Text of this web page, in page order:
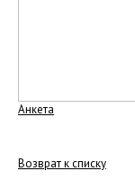
Анкета
Возврат к списку